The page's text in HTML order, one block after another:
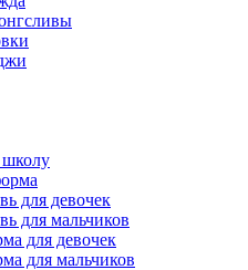
школу
для девочек
для мальчиков
для девочек
для мальчиков